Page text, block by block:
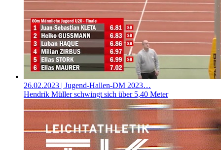
26.02.2023 | Jugend-Hallen-DM 2023…
Hendrik Müller schwingt sich über 5,40 Meter